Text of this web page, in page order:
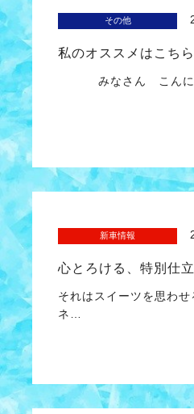
その他
私のオススメはこちら
みなさん こんにち
新車情報
心とろける、特別仕
それはスイーツを思わ
ネ…